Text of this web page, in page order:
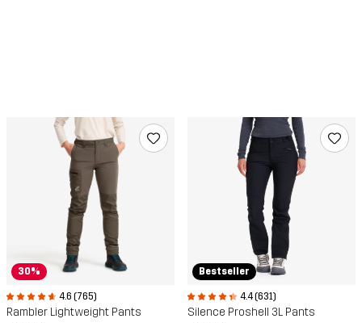
30%
4.6 (765)
Rambler Lightweight Pants
Bestseller
4.4 (631)
Silence Proshell 3L Pants